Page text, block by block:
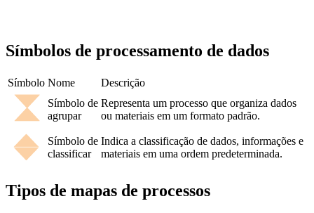
Símbolos de processamento de dados
Símbolo Nome
Descrição
Símbolo de
agrupar
Representa um processo que organiza dados
ou materiais em um formato padrão.
Símbolo de
classificar
Indica a classificação de dados, informações e
materiais em uma ordem predeterminada.
Tipos de mapas de processos